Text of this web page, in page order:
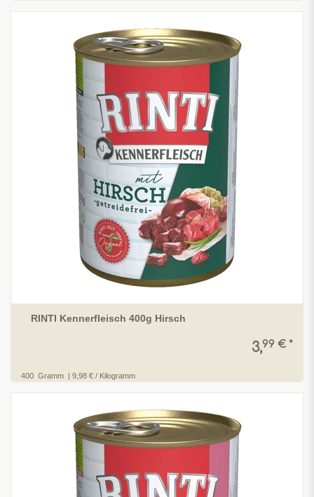
RINTI Kennerfleisch 400g Hirsch
3,99 € *
400 Gramm | 9,98 € / Kilogramm